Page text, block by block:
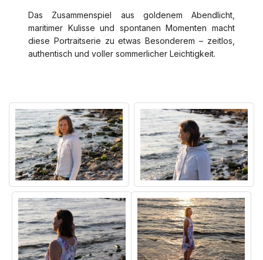
Das Zusammenspiel aus goldenem Abendlicht,
maritimer Kulisse und spontanen Momenten macht
diese Portraitserie zu etwas Besonderem – zeitlos,
authentisch und voller sommerlicher Leichtigkeit.